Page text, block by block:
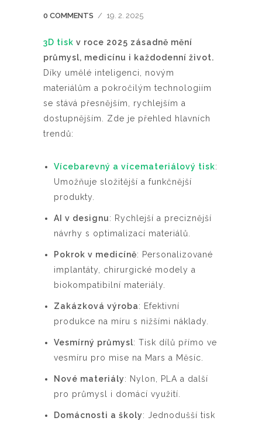
0 COMMENTS / 19. 2. 2025
3D tisk v roce 2025 zásadně mění
průmysl, medicínu i každodenní život.
Díky umělé inteligenci, novým
materiálům a pokročilým technologiím
se stává přesnějším, rychlejším a
dostupnějším. Zde je přehled hlavních
trendů:
Vícebarevný a vícemateriálový tisk:
Umožňuje složitější a funkčnější
produkty.
AI v designu: Rychlejší a preciznější
návrhy s optimalizací materiálů.
Pokrok v medicíně: Personalizované
implantáty, chirurgické modely a
biokompatibilní materiály.
Zakázková výroba: Efektivní
produkce na míru s nižšími náklady.
Vesmírný průmysl: Tisk dílů přímo ve
vesmíru pro mise na Mars a Měsíc.
Nové materiály: Nylon, PLA a další
pro průmysl i domácí využití.
Domácnosti a školy: Jednodušší tisk